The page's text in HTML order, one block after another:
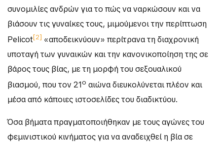
συνομιλίες ανδρών για το πώς να ναρκώσουν και να
βιάσουν τις γυναίκες τους, μιμούμενοι την περίπτωση
Pelicot[2] «αποδεικνύουν» περίτρανα τη διαχρονική
υποταγή των γυναικών και την κανονικοποίηση της σε
βάρος τους βίας, με τη μορφή του σεξουαλικού
βιασμού, που τον 21ο αιώνα διευκολύνεται πλέον και
μέσα από κάποιες ιστοσελίδες του διαδικτύου.
Όσα βήματα πραγματοποιήθηκαν με τους αγώνες του
φεμινιστικού κινήματος για να αναδειχθεί η βία σε